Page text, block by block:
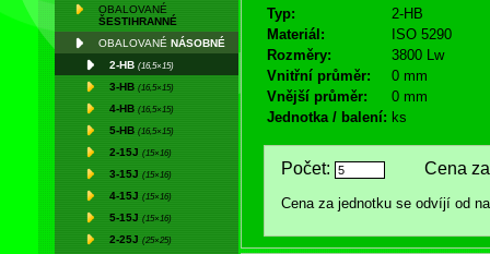
OBALOVANÉ
ŠESTIHRANNÉ
OBALOVANÉ NÁSOBNÉ
2-HB (16,5×15)
3-HB (16,5×15)
4-HB (16,5×15)
5-HB (16,5×15)
2-15J (15×16)
3-15J (15×16)
4-15J (15×16)
5-15J (15×16)
2-25J (25×25)
Typ:
2-HB
Materiál:
ISO 5290
Rozměry:
3800 Lw
Vnitřní průměr:
0 mm
Vnější průměr:
0 mm
Jednotka / balení: ks
Počet: Cena za
Cena za jednotku se odvíjí od